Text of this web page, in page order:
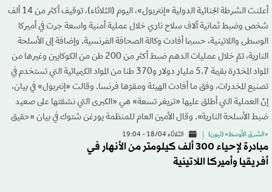
أعلنت الشرطة الجنائية الدولية «إنتربول»، اليوم (الثلاثاء)، توقيف أكثر من 14 ألف
شخص وضبط ثمانية آلاف سلاح ناري خلال عملية أمنية واسعة جرت في أميركا
الوسطى واللاتينية، حسبما أفادت وكالة الصحافة الفرنسية. وإضافة إلى الأسلحة
النارية، تمّ خلال عمليات الدهم ضبط أكثر من 200 طن من الكوكايين وغيرها من
المواد المخدّرة بقيمة 5.7 مليار دولار و370 طنا من المواد الكيميائية التي تستخدم في
تصنيع المخدرات، وفق ما أفادت الهيئة ومقرّها فرنسا. وقالت «إنتربول» في بيان،
إنّ العملية التي أطلق عليها «تريغر تسعة» هي «الكبرى التي نسّقتها على صعيد
ضبط الأسلحة النارية». وقال الأمين العام للمنظمة يورغن شتوك في بيان «حقيق
«الشرق الأوسط» (ليون) الثلاثاء 18/04 - 19:04
مبادرة لإحياء 300 ألف كيلومتر من الأنهار في
أفريقيا وأميركا اللاتينية